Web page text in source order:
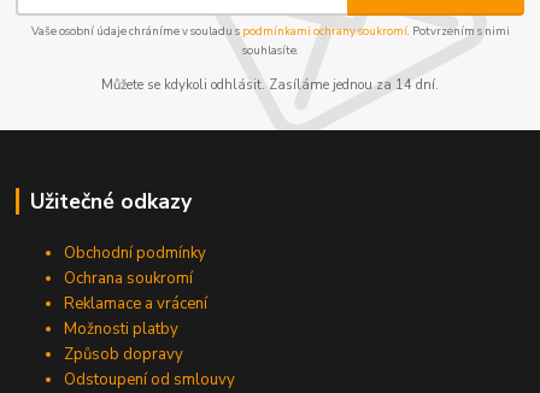
Vaše osobní údaje chráníme v souladu s podmínkami ochrany soukromí. Potvrzením s nimi
souhlasíte.
Můžete se kdykoli odhlásit. Zasíláme jednou za 14 dní.
Užitečné odkazy
Obchodní podmínky
Ochrana soukromí
Reklamace a vrácení
Možnosti platby
Způsob dopravy
Odstoupení od smlouvy